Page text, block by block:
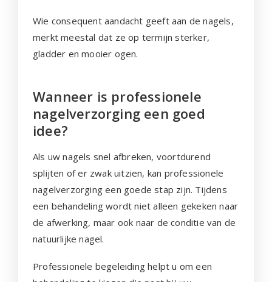
Wie consequent aandacht geeft aan de nagels,
merkt meestal dat ze op termijn sterker,
gladder en mooier ogen.
Wanneer is professionele
nagelverzorging een goed
idee?
Als uw nagels snel afbreken, voortdurend
splijten of er zwak uitzien, kan professionele
nagelverzorging een goede stap zijn. Tijdens
een behandeling wordt niet alleen gekeken naar
de afwerking, maar ook naar de conditie van de
natuurlijke nagel.
Professionele begeleiding helpt u om een